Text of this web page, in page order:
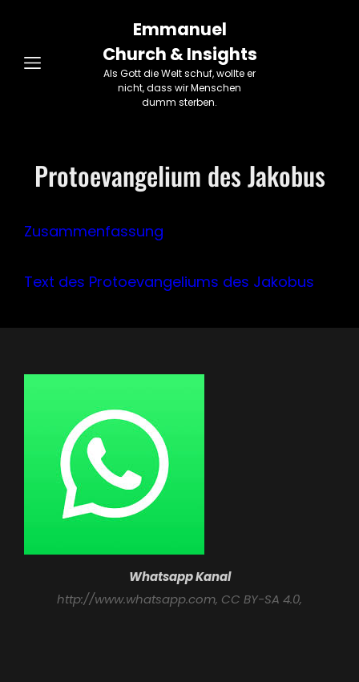
Emmanuel
Church & Insights
Als Gott die Welt schuf, wollte er
nicht, dass wir Menschen
dumm sterben.
Protoevangelium des Jakobus
Zusammenfassung
Text des Protoevangeliums des Jakobus
Whatsapp Kanal
http://www.whatsapp.com, CC BY-SA 4.0,